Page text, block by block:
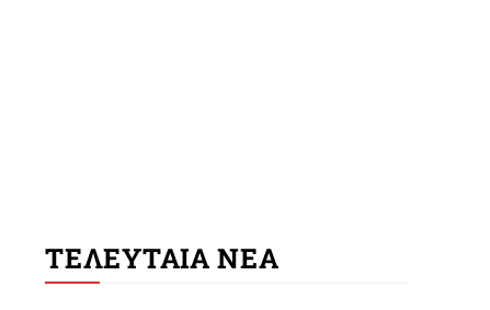
ΤΕΛΕΥΤΑΙΑ ΝΕΑ